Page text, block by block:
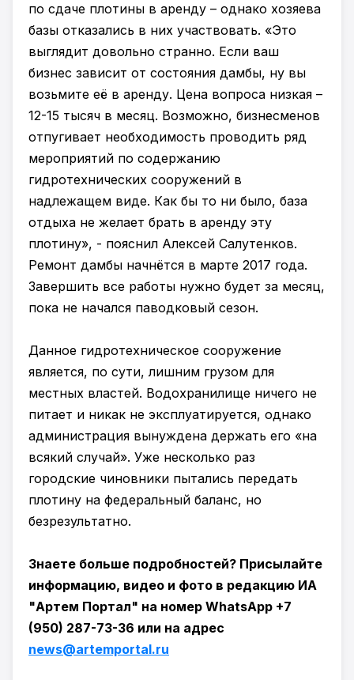
по сдаче плотины в аренду – однако хозяева
базы отказались в них участвовать. «Это
выглядит довольно странно. Если ваш
бизнес зависит от состояния дамбы, ну вы
возьмите её в аренду. Цена вопроса низкая –
12-15 тысяч в месяц. Возможно, бизнесменов
отпугивает необходимость проводить ряд
мероприятий по содержанию
гидротехнических сооружений в
надлежащем виде. Как бы то ни было, база
отдыха не желает брать в аренду эту
плотину», - пояснил Алексей Салутенков.
Ремонт дамбы начнётся в марте 2017 года.
Завершить все работы нужно будет за месяц,
пока не начался паводковый сезон.
Данное гидротехническое сооружение
является, по сути, лишним грузом для
местных властей. Водохранилище ничего не
питает и никак не эксплуатируется, однако
администрация вынуждена держать его «на
всякий случай». Уже несколько раз
городские чиновники пытались передать
плотину на федеральный баланс, но
безрезультатно.
Знаете больше подробностей? Присылайте
информацию, видео и фото в редакцию ИА
"Артем Портал" на номер WhatsApp +7
(950) 287-73-36 или на адрес
news@artemportal.ru